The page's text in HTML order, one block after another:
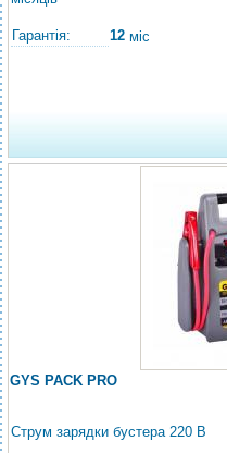
Гарантія: 12 міс
GYS PACK PRO
Струм зарядки бустера 220 В